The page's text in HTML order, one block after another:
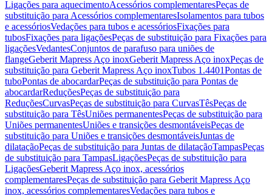
Ligações para aquecimentoAcessórios complementaresPeças de
substituição para Acessórios complementaresIsolamentos para tubos
e acessóriosVedações para tubos e acessóriosFixações para
tubosFixações para ligaçõesPeças de substituição para Fixações para
ligaçõesVedantesConjuntos de parafuso para uniões de
flangeGeberit Mapress Aço inoxGeberit Mapress Aço inoxPeças de
substituição para Geberit Mapress Aço inoxTubos 1.4401Pontas de
tuboPontas de abocardarPeças de substituição para Pontas de
abocardarReduçõesPeças de substituição para
ReduçõesCurvasPeças de substituição para CurvasTêsPeças de
substituição para TêsUniões permanentesPeças de substituição para
Uniões permanentesUniões e transições desmontáveisPeças de
substituição para Uniões e transições desmontáveisJuntas de
dilataçãoPeças de substituição para Juntas de dilataçãoTampasPeças
de substituição para TampasLigaçõesPeças de substituição para
LigaçõesGeberit Mapress Aço inox, acessórios
complementaresPeças de substituição para Geberit Mapress Aço
inox, acessórios complementaresVedações para tubos e